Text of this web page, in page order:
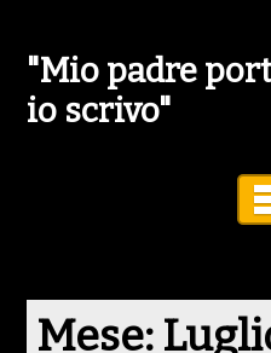
"Mio padre
io scrivo"
Mese: